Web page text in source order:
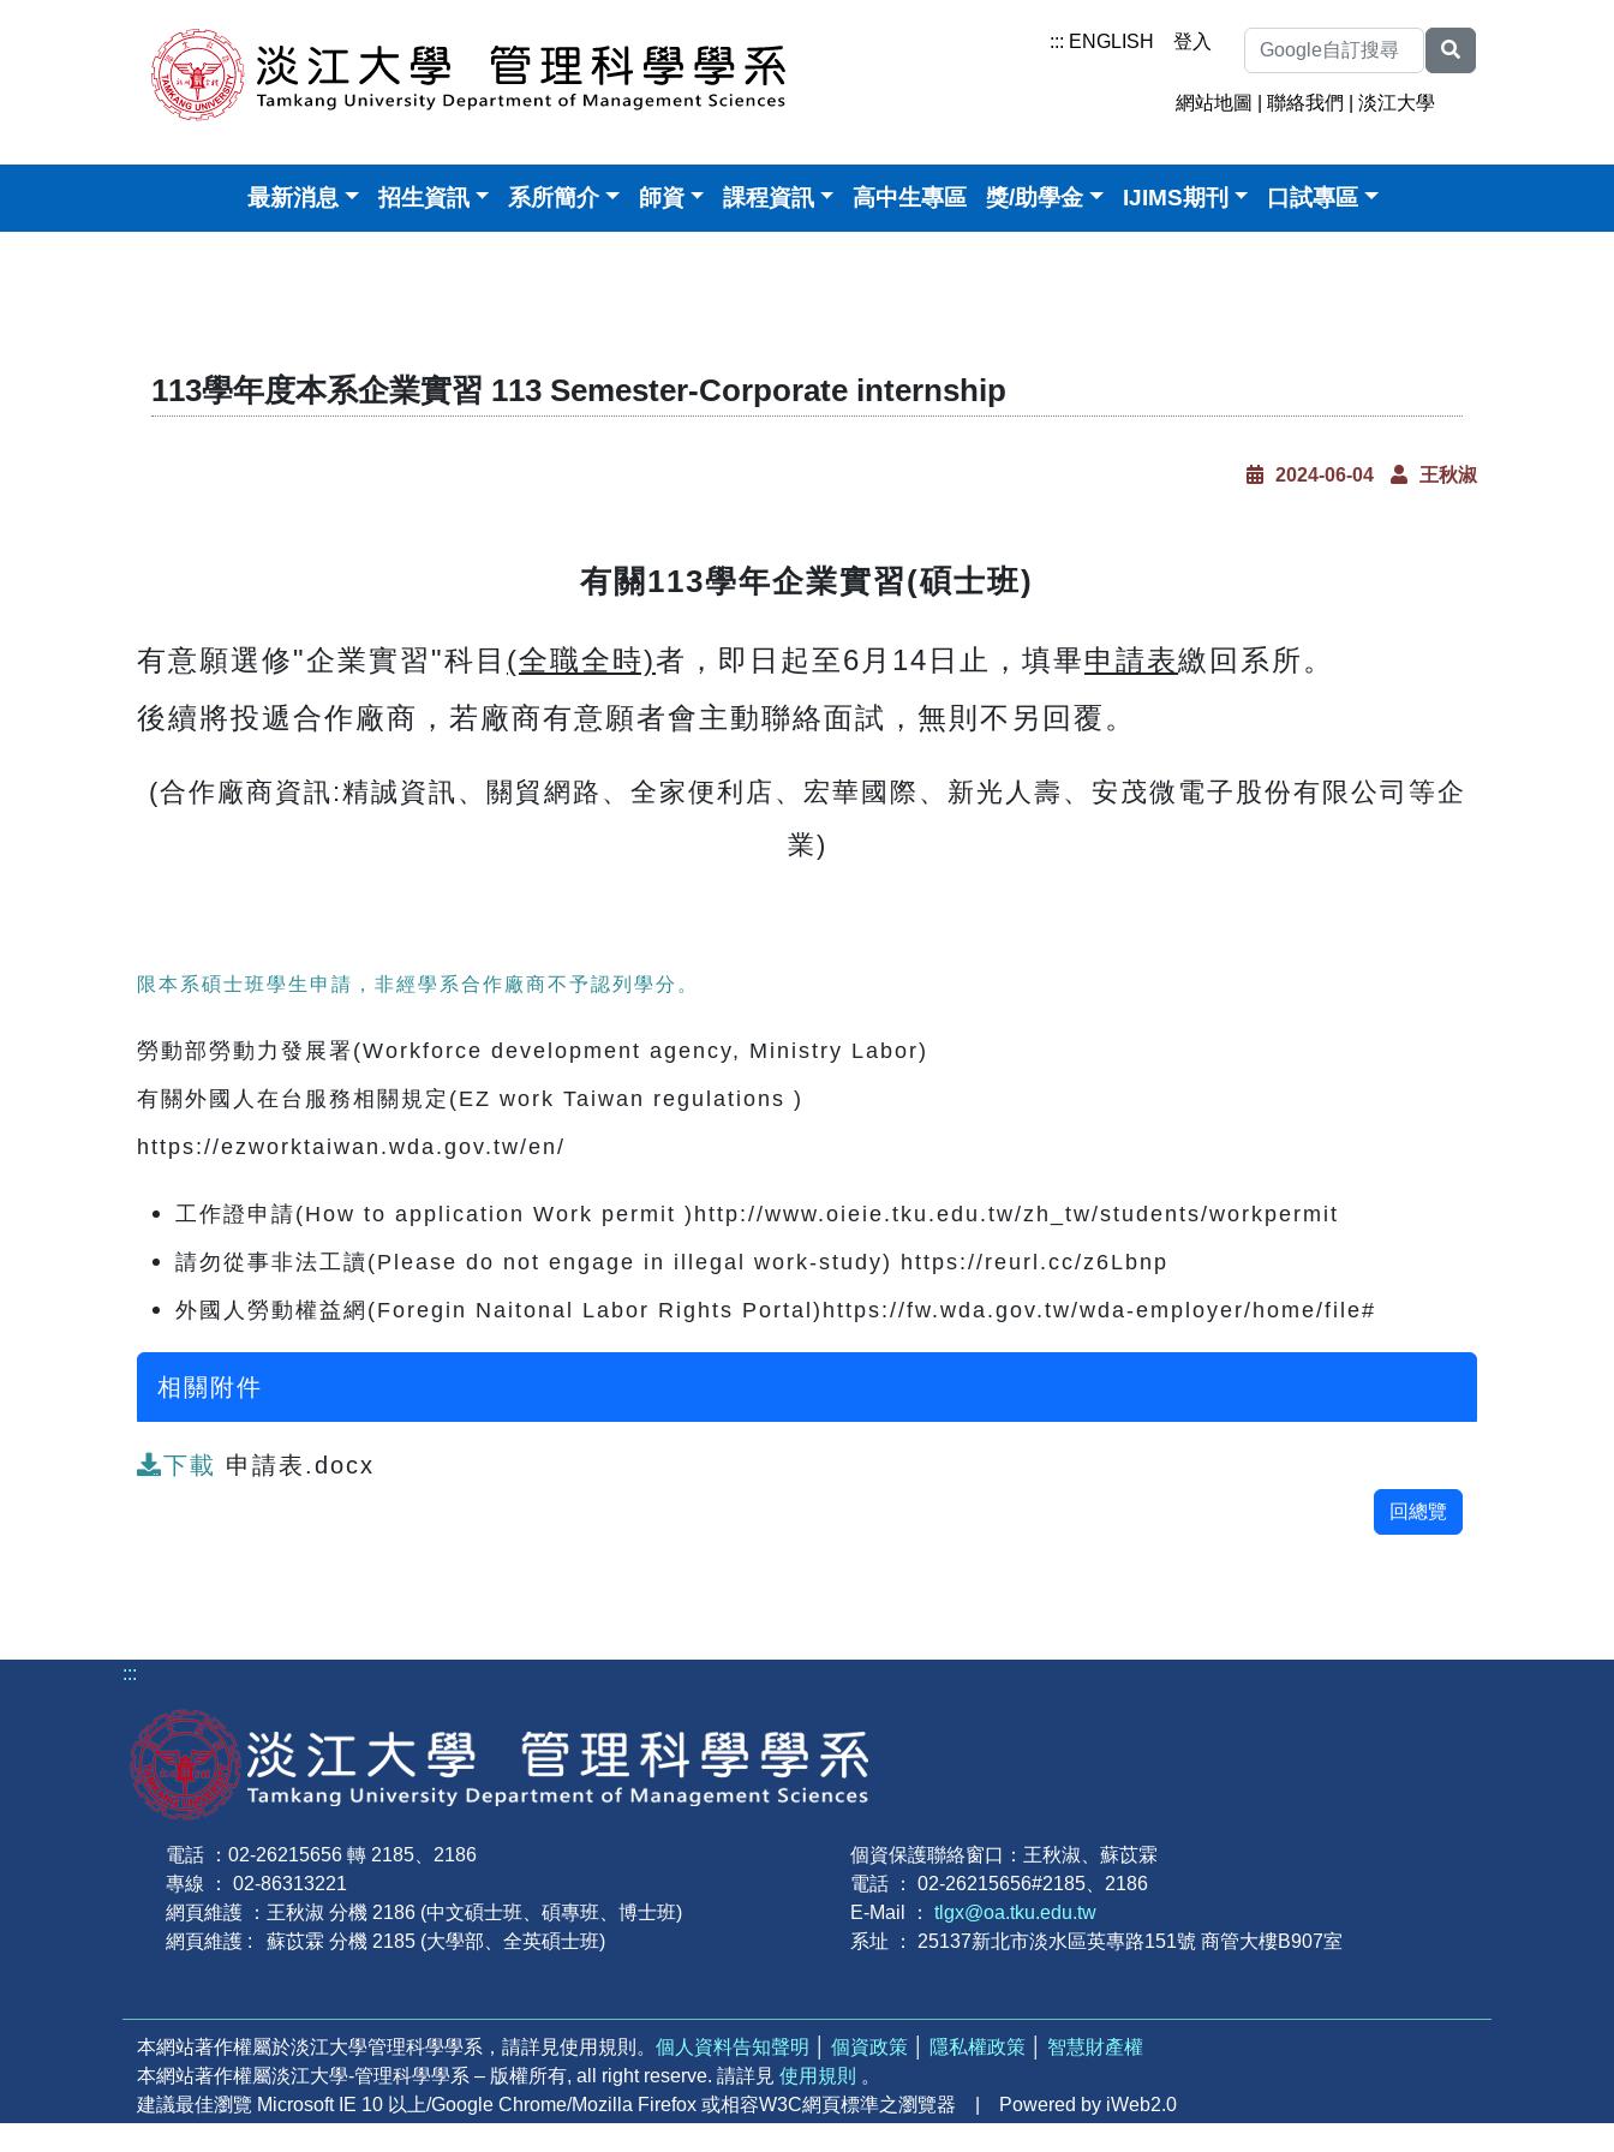
::: ENGLISH 登入
網站地圖 |聯絡我們 |淡江大學
最新消息 招生資訊 系所簡介 師資 課程資訊 高中生專區 獎/助學金 IJIMS期刊 口試專區
113學年度本系企業實習 113 Semester-Corporate internship
2024-06-04 王秋淑
有關113學年企業實習(碩士班)
有意願選修"企業實習"科目 (全職全時)者，即日起至6月14日止，填畢申請表繳回系所。
後續將投遞合作廠商，若廠商有意願者會主動聯絡面試，無則不另回覆。
(合作廠商資訊:精誠資訊、關貿網路、全家便利店、宏華國際、新光人壽、安茂微電子股份有限公司等企
業)
限本系碩士班學生申請，非經學系合作廠商不予認列學分。
勞動部勞動力發展署(Workforce development agency, Ministry Labor)
有關外國人在台服務相關規定(EZ work Taiwan regulations )
https://ezworktaiwan.wda.gov.tw/en/
工作證申請(How to application Work permit )http://www.oieie.tku.edu.tw/zh_tw/students/workpermit
請勿從事非法工讀(Please do not engage in illegal work-study) https://reurl.cc/z6Lbnp
外國人勞動權益網(Foregin Naitonal Labor Rights Portal)https://fw.wda.gov.tw/wda-employer/home/file#
相關附件
下載 申請表.docx
回總覽
:::
電話 ：02-26215656 轉 2185、2186
專線 ： 02-86313221
網頁維護 ：王秋淑 分機 2186 (中文碩士班、碩專班、博士班)
網頁維護 : 蘇苡霖 分機 2185 (大學部、全英碩士班)
個資保護聯絡窗口：王秋淑、蘇苡霖
電話 ： 02-26215656#2185、2186
E-Mail ： tlgx@oa.tku.edu.tw
系址 ： 25137新北市淡水區英專路151號 商管大樓B907室
本網站著作權屬於淡江大學管理科學學系，請詳見使用規則。 個人資料告知聲明 個資政策 隱私權政策
智慧財產權
本網站著作權屬淡江大學-管理科學學系 – 版權所有, all right reserve. 請詳見 使用規則 。
建議最佳瀏覽 Microsoft IE 10 以上/Google Chrome/Mozilla Firefox 或相容W3C網頁標準之瀏覽器 | Powered by iWeb2.0